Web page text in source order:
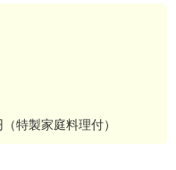
特製家庭料理付）